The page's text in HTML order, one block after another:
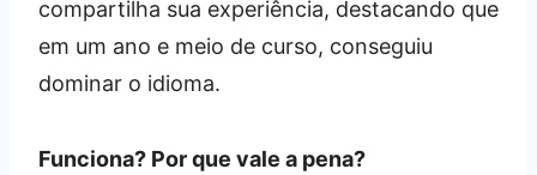
compartilha sua experiência, destacando que
em um ano e meio de curso, conseguiu
dominar o idioma.
Funciona? Por que vale a pena?